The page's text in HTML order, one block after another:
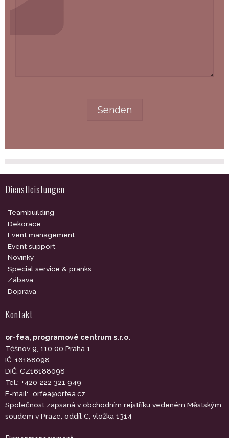
Dienstleistungen
Teambuilding
Dekorace
Event management
Event support
Novinky
Special service & pranks
Zábava
Doprava
Kontakt
or-fea, programové centrum s.r.o.
Těšnov 9, 110 00 Praha 1
IČ: 16188098
DIČ: CZ16188098
Tel.: +420 222 321 949
E-mail:
orfea@orfea.cz
Společnost zapsaná v obchodním rejstříku vedeném Městským
soudem v Praze, oddíl C, vložka 1314